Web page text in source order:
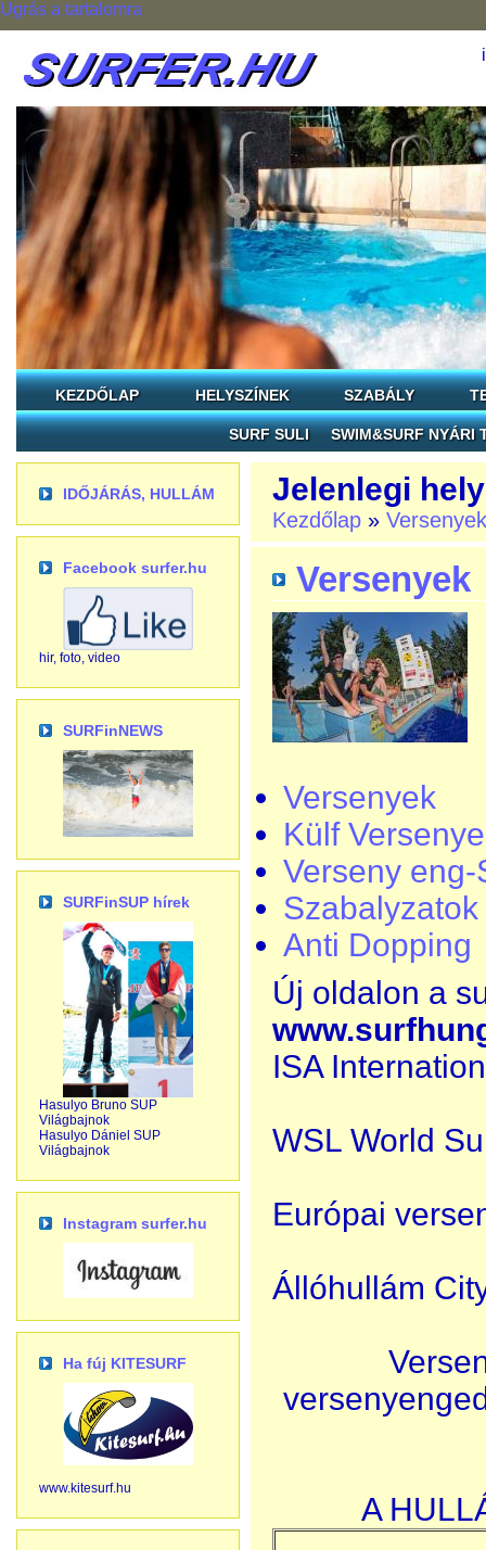
Ugrás a tartalomra
KEZDŐLAP HELYSZÍNEK SZABÁLY
SURF SULI SWIM&SURF NYÁRI
IDŐJÁRÁS, HULLÁM
Facebook surfer.hu
hir, foto, video
SURFinNEWS
SURFinSUP hírek
Hasulyo Bruno SUP
Világbajnok
Hasulyo Dániel SUP
Világbajnok
Instagram surfer.hu
Ha fúj KITESURF
www.kitesurf.hu
Jelenlegi hely
Kezdőlap » Versenyek
Versenyek
Versenyek
Külf
Verseny
Szabalyzatok
Anti Dopping
Új oldalon a
ISA
WSL World
Európai
Állóhullám
A